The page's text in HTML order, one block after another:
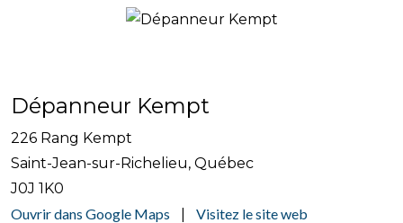
Dépanneur Kempt
226 Rang Kempt
Saint-Jean-sur-Richelieu, Québec
J0J 1K0
Ouvrir dans Google Maps
Visitez le site web